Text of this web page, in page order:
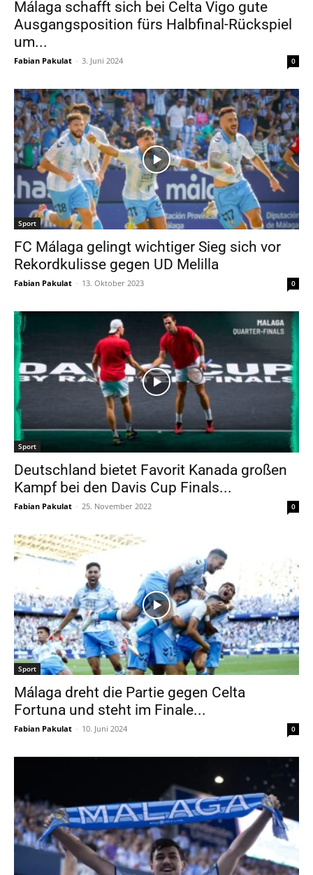
Málaga schafft sich bei Celta Vigo gute
Ausgangsposition fürs Halbfinal-Rückspiel
um...
Fabian Pakulat - 3. Juni 2024 0
Sport
FC Málaga gelingt wichtiger Sieg sich vor
Rekordkulisse gegen UD Melilla
Fabian Pakulat - 13. Oktober 2023 0
Sport
Deutschland bietet Favorit Kanada großen
Kampf bei den Davis Cup Finals...
Fabian Pakulat - 25. November 2022 0
Sport
Málaga dreht die Partie gegen Celta
Fortuna und steht im Finale...
Fabian Pakulat - 10. Juni 2024 0